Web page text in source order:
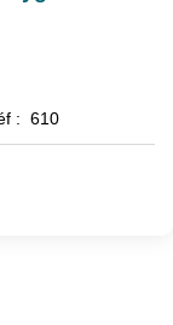
: 610